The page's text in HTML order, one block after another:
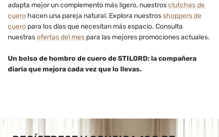
adapta mejor un complemento más ligero, nuestrosclutches de
cuero hacen una pareja natural. Explora nuestrosshoppers de
cuero para los días que necesitan más espacio. Consulta
nuestrasofertas del mes para las mejores promociones actuales.
Un bolso de hombro de cuero de STILORD: la compañera
diaria que mejora cada vez que lo llevas.